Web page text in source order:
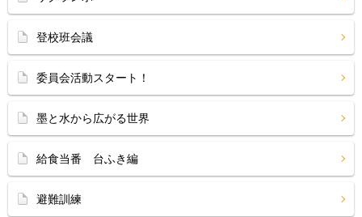
登校班会議
委員会活動スタート！
墨と水から広がる世界
給食当番 台ふき編
避難訓練